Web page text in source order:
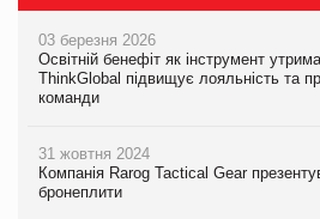
03 березня 2026
Освітній бенефіт як інструмент
ThinkGlobal підвищує лояльність та
команди
31 жовтня 2024
Компанія Rarog Tactical Gear
бронеплити